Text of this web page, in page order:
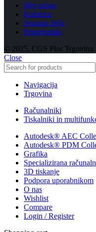
Moj račun
Košarica
Seznam želja
Primerjalnik
© 2025, CGS Plus
Close
Navigacija
Trgovina
Računalniki
Tiskalniki in
Autodesk® AEC
Autodesk® PDM
Grafika
Specializirana
3D tiskanje
Podpora uporabnikom
O nas
Wishlist
Compare
Login / Register